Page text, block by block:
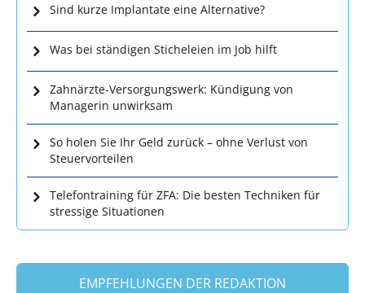
Sind kurze Implantate eine Alternative?
Was bei ständigen Sticheleien im Job hilft
Zahnärzte-Versorgungswerk: Kündigung von
Managerin unwirksam
So holen Sie Ihr Geld zurück – ohne Verlust von
Steuervorteilen
Telefontraining für ZFA: Die besten Techniken für
stressige Situationen
EMPFEHLUNGEN DER REDAKTION